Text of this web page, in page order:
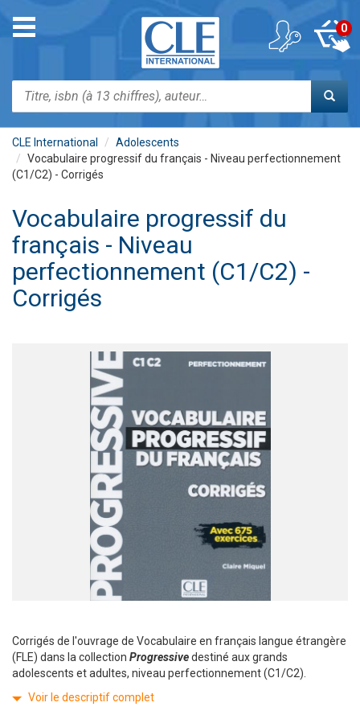
contenu
Toggle
navigation
Rechercher
0
CLE International
Adolescents
Vocabulaire progressif du français - Niveau perfectionnement
(C1/C2) - Corrigés
Vocabulaire progressif du
français - Niveau
perfectionnement (C1/C2) -
Corrigés
Corrigés de l'ouvrage de Vocabulaire en français langue étrangère
(FLE) dans la collection Progressivedestiné aux grands
adolescents et adultes, niveau perfectionnement (C1/C2).
Voir le descriptif complet